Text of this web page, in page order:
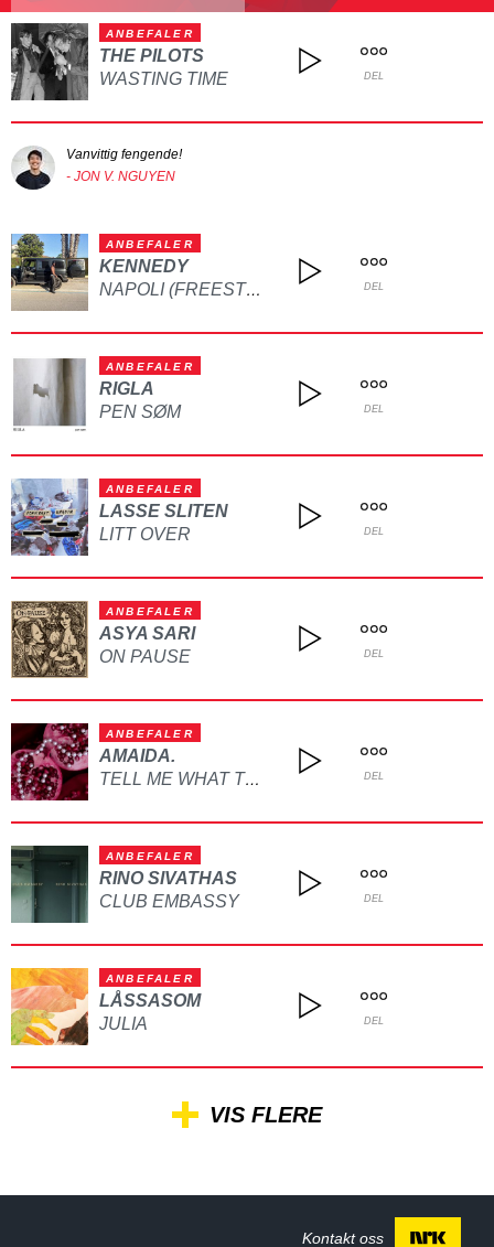
ANBEFALER
THE PILOTS
WASTING TIME
DEL
Vanvittig fengende!
- JON V. NGUYEN
ANBEFALER
KENNEDY
NAPOLI (FREESTYLE) DEL
ANBEFALER
RIGLA
PEN SØM
DEL
ANBEFALER
LASSE SLITEN
LITT OVER
DEL
ANBEFALER
ASYA SARI
ON PAUSE
DEL
ANBEFALER
AMAIDA.
TELL ME WHAT TO DO DEL
ANBEFALER
RINO SIVATHAS
CLUB EMBASSY
DEL
ANBEFALER
LÅSSASOM
JULIA
DEL
VIS FLERE
Kontakt oss